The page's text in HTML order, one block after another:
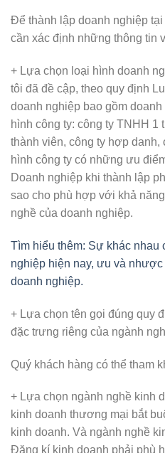
Để thành lập doanh nghiệp
cần xác định những thông tin
+ Lựa chọn loại hình doanh
tôi đã đề cập, theo quy định
doanh nghiệp bao gồm
hình công ty: công ty TNHH 1
thành viên, công ty hợp danh,
hình công ty có những ưu
Doanh nghiệp khi thành lập
sao cho phù hợp với khả
nghề của doanh nghiệp.
Tìm hiểu thêm: Sự khác nhau
nghiệp hiện nay, ưu và
doanh nghiệp.
+ Lựa chọn tên gọi đúng quy
đặc trưng riêng của ngành
Quý khách hàng có thể tham
+ Lựa chọn ngành nghề kinh
kinh doanh thương mại bắt
kinh doanh. Và ngành nghề
Đăng kí kinh doanh phải phù